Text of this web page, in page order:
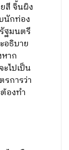
สี จิ้นผิง
นักท่อง
ฐมนตรี
อธิบาย
าก
ไปเป็น
รการว่า
องทำ